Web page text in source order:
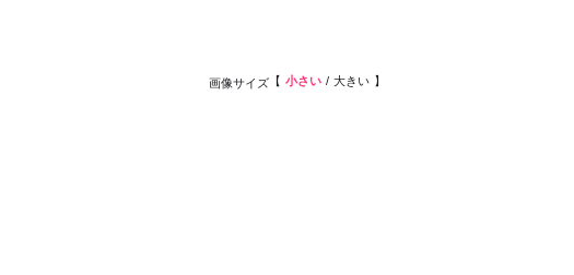
画像サイズ 小さい 大きい